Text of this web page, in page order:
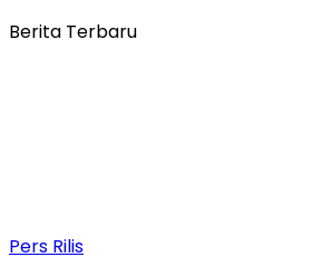
Berita Terbaru
Pers Rilis